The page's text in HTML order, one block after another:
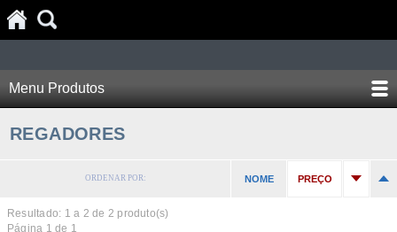
Menu Produtos
REGADORES
ORDENAR POR: NOME PREÇO
Resultado: 1 a 2 de 2 produto(s)
Página 1 de 1